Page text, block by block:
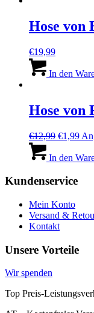
Hose von
€19,99
In den
Hose von
€12,99
war:
€1,99
ist:
In den
Kundenservice
Mein Konto
Versand &
Kontakt
Unsere Vorteile
Wir spenden
Top Preis-